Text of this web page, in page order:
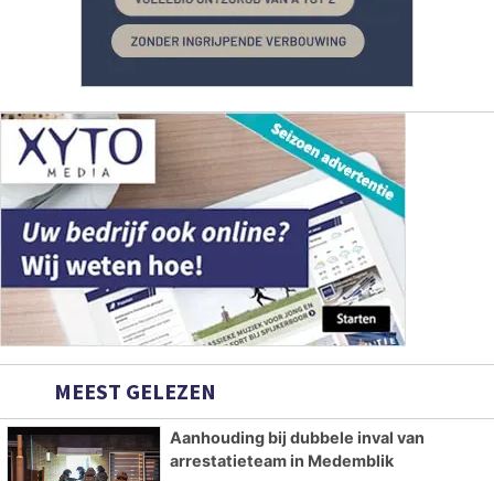
MEEST GELEZEN
Aanhouding bij dubbele inval van
arrestatieteam in Medemblik